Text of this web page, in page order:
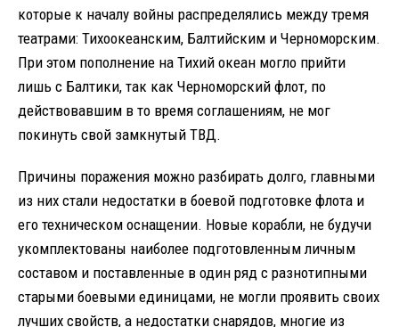
которые к началу войны распределялись между тремя
театрами: Тихоокеанским, Балтийским и Черноморским.
При этом пополнение на Тихий океан могло прийти
лишь с Балтики, так как Черноморский флот, по
действовавшим в то время соглашениям, не мог
покинуть свой замкнутый ТВД.
Причины поражения можно разбирать долго, главными
из них стали недостатки в боевой подготовке флота и
его техническом оснащении. Новые корабли, не будучи
укомплектованы наиболее подготовленным личным
составом и поставленные в один ряд с разнотипными
старыми боевыми единицами, не могли проявить своих
лучших свойств, а недостатки снарядов, многие из